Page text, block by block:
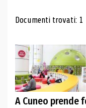
Risultati
Documenti trovati: 1
A Cuneo prende